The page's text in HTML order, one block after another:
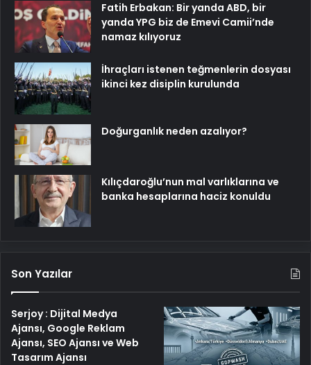
Fatih Erbakan: Bir yanda ABD, bir
yanda YPG biz de Emevi Camii’nde
namaz kılıyoruz
İhraçları istenen teğmenlerin dosyası
ikinci kez disiplin kurulunda
Doğurganlık neden azalıyor?
Kılıçdaroğlu’nun mal varlıklarına ve
banka hesaplarına haciz konuldu
Son Yazılar
Serjoy : Dijital Medya
Ajansı, Google Reklam
Ajansı, SEO Ajansı ve Web
Tasarım Ajansı